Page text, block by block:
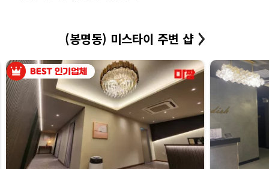
(봉명동) 미스타이 주변 샵